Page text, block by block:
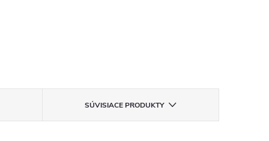
SÚVISIACE PRODUKTY